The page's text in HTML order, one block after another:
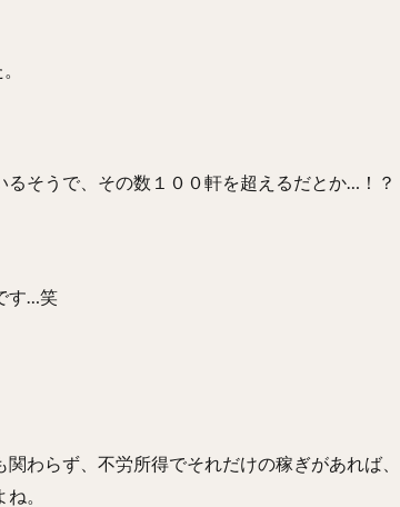
そうで、その数１００軒を超えるだとか…！？
す…笑
わらず、不労所得でそれだけの稼ぎがあれば、
。